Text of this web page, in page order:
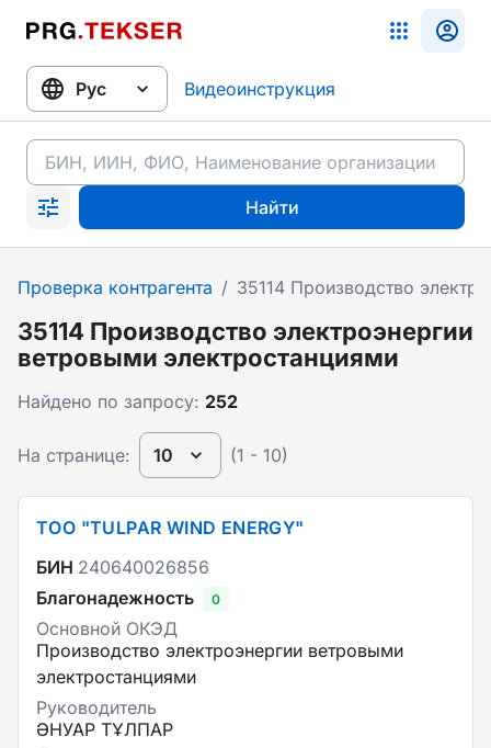
Видеоинструкция
Найти
Проверка контрагента / 35114 Производство
35114 Производство электроэнергии
ветровыми электростанциями
Найдено по запросу: 252
На странице: 10 (1 - 10)
ТОО "TULPAR WIND ENERGY"
БИН 240640026856
Благонадежность
0
Основной ОКЭД
Производство электроэнергии ветровыми
электростанциями
Руководитель
ӘНУАР ТҰЛПАР